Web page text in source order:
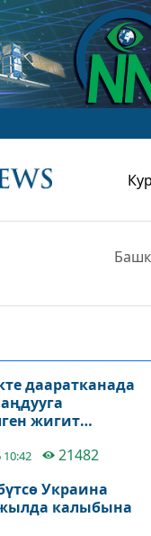
дааратканада
жигит
10:42 21482
Украина
калыбына